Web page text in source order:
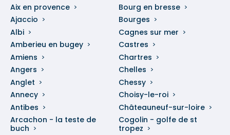
Aix en provence
Ajaccio
Albi
Amberieu en bugey
Amiens
Angers
Anglet
Annecy
Antibes
Arcachon - la teste de
buch
Bourg en bresse
Bourges
Cagnes sur mer
Castres
Chartres
Chelles
Chessy
Choisy-le-roi
Châteauneuf-sur-loire
Cogolin - golfe de st
tropez